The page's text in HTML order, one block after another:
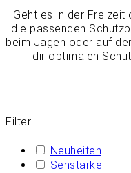
Geht es in der Freizeit
die passenden
beim Jagen oder auf
dir optimalen
Filter
Neuheiten
Sehstärke